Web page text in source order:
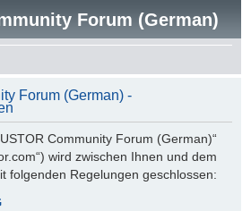
Forum (German)
Forum (German) -
Community Forum (German)“
wird zwischen Ihnen und dem
folgenden Regelungen geschlossen: